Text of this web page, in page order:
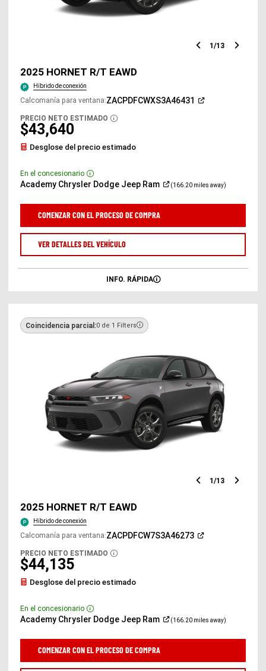
1/13
2025 HORNET R/T EAWD
Híbrido de conexión
Calcomanía para ventana:ZACPDFCWXS3A46431
(Abrir
PRECIO NETO ESTIMADO DISCLOSURE
$43,640
Desglose del precio estimado
En el concesionario Disclosure
Academy Chrysler Dodge Jeep Ram
(Abrir
en
(166.20 miles away)
COMENZAR CON EL PROCESO DE COMPRA
VER DETALLES DEL VEHÍCULO
INFO. RÁPIDA
Coincidencia parcial:0 de 1 Filters
1/13
2025 HORNET R/T EAWD
Híbrido de conexión
Calcomanía para ventana:ZACPDFCW7S3A46273
(Abrir
PRECIO NETO ESTIMADO DISCLOSURE
$44,135
Desglose del precio estimado
En el concesionario Disclosure
Academy Chrysler Dodge Jeep Ram
(Abrir
en
(166.20 miles away)
COMENZAR CON EL PROCESO DE COMPRA